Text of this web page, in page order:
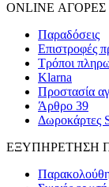
ONLINE ΑΓΟΡΕΣ
Παραδόσεις
Επιστροφές
Τρόποι
Klarna
Προστασία
Άρθρο 39
Δωροκάρτες
ΕΞΥΠΗΡΕΤΗΣΗ